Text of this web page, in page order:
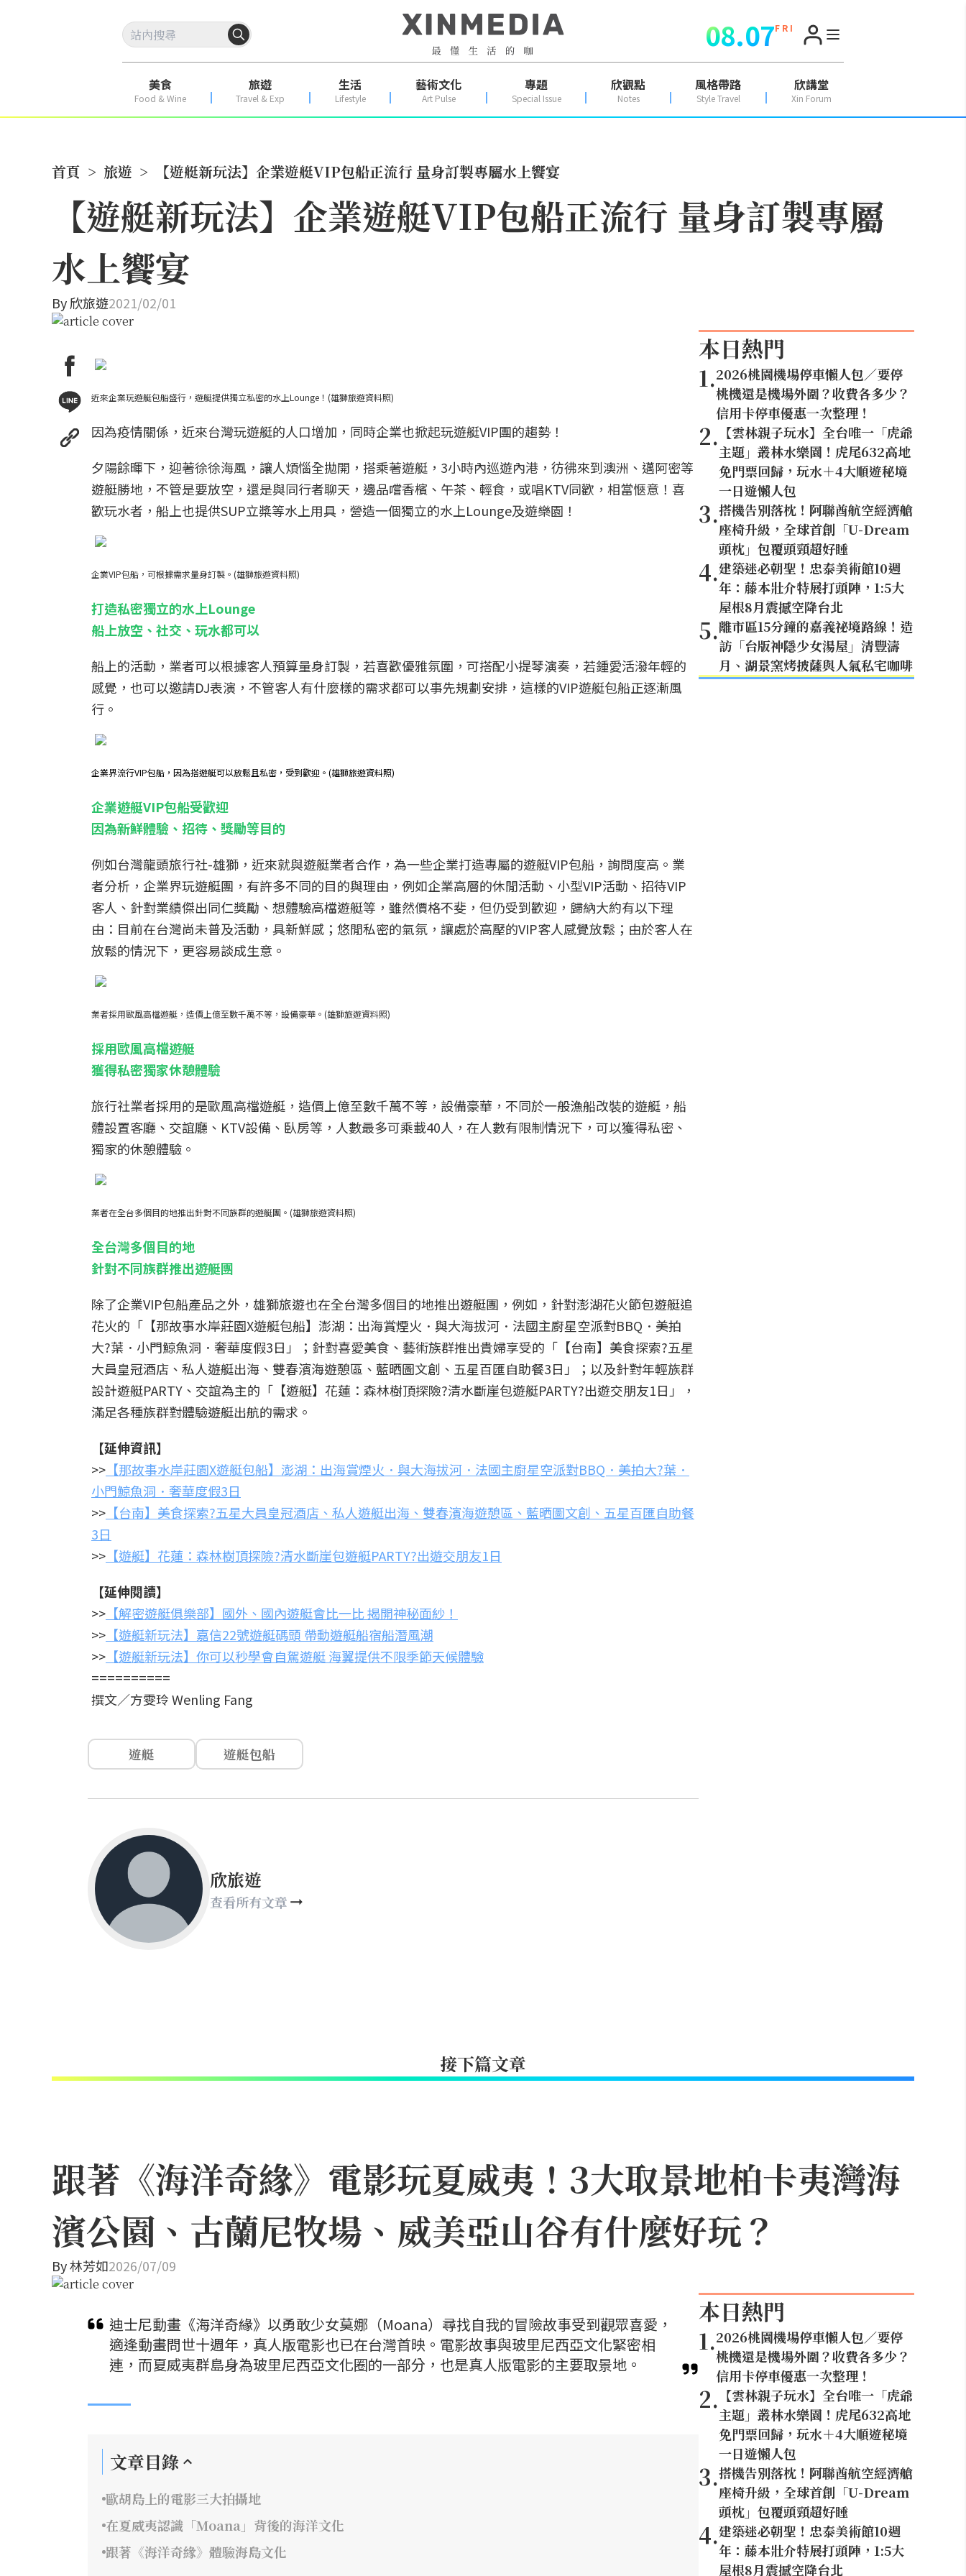
08.07F R I
美食
Food & Wine
旅遊
Travel & Exp
生活
Lifestyle
藝術文化
Art Pulse
專題
Special Issue
欣觀點
Notes
風格帶路
Style Travel
欣講堂
Xin Forum
首頁 > 旅遊 > 【遊艇新玩法】企業遊艇VIP包船正流行 量身訂製專屬水上饗宴
【遊艇新玩法】企業遊艇VIP包船正流行 量身訂製專屬
水上饗宴
By欣旅遊2021/02/01
近來企業玩遊艇包船盛行，遊艇提供獨立私密的水上Lounge！(雄獅旅遊資料照)
因為疫情關係，近來台灣玩遊艇的人口增加，同時企業也掀起玩遊艇VIP團的趨勢！
夕陽餘暉下，迎著徐徐海風，讓人煩惱全拋開，搭乘著遊艇，3小時內巡遊內港，彷彿來到澳洲、邁阿密等
遊艇勝地，不管是要放空，還是與同行者聊天，邊品嚐香檳、午茶、輕食，或唱KTV同歡，相當愜意！喜
歡玩水者，船上也提供SUP立槳等水上用具，營造一個獨立的水上Lounge及遊樂園！
企業VIP包船，可根據需求量身訂製。(雄獅旅遊資料照)
打造私密獨立的水上Lounge
船上放空、社交、玩水都可以
船上的活動，業者可以根據客人預算量身訂製，若喜歡優雅氛圍，可搭配小提琴演奏，若鍾愛活潑年輕的
感覺，也可以邀請DJ表演，不管客人有什麼樣的需求都可以事先規劃安排，這樣的VIP遊艇包船正逐漸風
行。
企業界流行VIP包船，因為搭遊艇可以放鬆且私密，受到歡迎。(雄獅旅遊資料照)
企業遊艇VIP包船受歡迎
因為新鮮體驗、招待、獎勵等目的
例如台灣龍頭旅行社-雄獅，近來就與遊艇業者合作，為一些企業打造專屬的遊艇VIP包船，詢問度高。業
者分析，企業界玩遊艇團，有許多不同的目的與理由，例如企業高層的休閒活動、小型VIP活動、招待VIP
客人、針對業績傑出同仁獎勵、想體驗高檔遊艇等，雖然價格不斐，但仍受到歡迎，歸納大約有以下理
由：目前在台灣尚未普及活動，具新鮮感；悠閒私密的氣氛，讓處於高壓的VIP客人感覺放鬆；由於客人在
放鬆的情況下，更容易談成生意。
業者採用歐風高檔遊艇，造價上億至數千萬不等，設備豪華。(雄獅旅遊資料照)
採用歐風高檔遊艇
獲得私密獨家休憩體驗
旅行社業者採用的是歐風高檔遊艇，造價上億至數千萬不等，設備豪華，不同於一般漁船改裝的遊艇，船
體設置客廳、交誼廳、KTV設備、臥房等，人數最多可乘載40人，在人數有限制情況下，可以獲得私密、
獨家的休憩體驗。
業者在全台多個目的地推出針對不同族群的遊艇團。(雄獅旅遊資料照)
全台灣多個目的地
針對不同族群推出遊艇團
除了企業VIP包船產品之外，雄獅旅遊也在全台灣多個目的地推出遊艇團，例如，針對澎湖花火節包遊艇追
花火的「【那故事水岸莊園X遊艇包船】澎湖：出海賞煙火．與大海拔河．法國主廚星空派對BBQ．美拍
大?葉．小門鯨魚洞．奢華度假3日」；針對喜愛美食、藝術族群推出貴婦享受的「【台南】美食探索?五星
大員皇冠酒店、私人遊艇出海、雙春濱海遊憩區、藍晒圖文創、五星百匯自助餐3日」；以及針對年輕族群
設計遊艇PARTY、交誼為主的「【遊艇】花蓮：森林樹頂探險?清水斷崖包遊艇PARTY?出遊交朋友1日」，
滿足各種族群對體驗遊艇出航的需求。
【延伸資訊】
>> 【那故事水岸莊園X遊艇包船】澎湖：出海賞煙火．與大海拔河．法國主廚星空派對BBQ．美拍大?葉．
小門鯨魚洞．奢華度假3日
>> 【台南】美食探索?五星大員皇冠酒店、私人遊艇出海、雙春濱海遊憩區、藍晒圖文創、五星百匯自助餐
3日
>> 【遊艇】花蓮：森林樹頂探險?清水斷崖包遊艇PARTY?出遊交朋友1日
【延伸閱讀】
>> 【解密遊艇俱樂部】國外、國內遊艇會比一比 揭開神秘面紗！
>> 【遊艇新玩法】嘉信22號遊艇碼頭 帶動遊艇船宿船潛風潮
>> 【遊艇新玩法】你可以秒學會自駕遊艇 海翼提供不限季節天候體驗
==========
撰文／方雯玲 Wenling Fang
遊艇 遊艇包船
欣旅遊
查看所有文章
本日熱門
1.2026桃園機場停車懶人包／要停
桃機還是機場外圍？收費各多少？
信用卡停車優惠一次整理！
2. 【雲林親子玩水】全台唯一「虎爺
主題」叢林水樂園！虎尾632高地
免門票回歸，玩水＋4大順遊秘境
一日遊懶人包
3.搭機告別落枕！阿聯酋航空經濟艙
座椅升級，全球首創「U-Dream
頭枕」包覆頭頸超好睡
4.建築迷必朝聖！忠泰美術館10週
年：藤本壯介特展打頭陣，1:5大
屋根8月震撼空降台北
5.離市區15分鐘的嘉義祕境路線！造
訪「台版神隱少女湯屋」清豐濤
月、湖景窯烤披薩與人氣私宅咖啡
接下篇文章
跟著《海洋奇緣》電影玩夏威夷！3大取景地柏卡夷灣海
濱公園、古蘭尼牧場、威美亞山谷有什麼好玩？
By林芳如2026/07/09
迪士尼動畫《海洋奇緣》以勇敢少女莫娜（Moana）尋找自我的冒險故事受到觀眾喜愛，
適逢動畫問世十週年，真人版電影也已在台灣首映。電影故事與玻里尼西亞文化緊密相
連，而夏威夷群島身為玻里尼西亞文化圈的一部分，也是真人版電影的主要取景地。
文章目錄
歐胡島上的電影三大拍攝地
在夏威夷認識「Moana」背後的海洋文化
跟著《海洋奇緣》體驗海島文化
本日熱門
1.2026桃園機場停車懶人包／要停
桃機還是機場外圍？收費各多少？
信用卡停車優惠一次整理！
2. 【雲林親子玩水】全台唯一「虎爺
主題」叢林水樂園！虎尾632高地
免門票回歸，玩水＋4大順遊秘境
一日遊懶人包
3.搭機告別落枕！阿聯酋航空經濟艙
座椅升級，全球首創「U-Dream
頭枕」包覆頭頸超好睡
4.建築迷必朝聖！忠泰美術館10週
年：藤本壯介特展打頭陣，1:5大
屋根8月震撼空降台北